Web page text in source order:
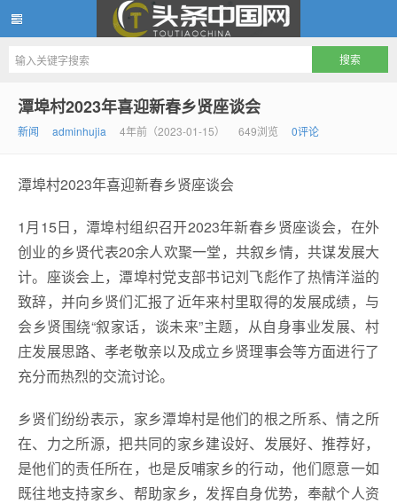
头条中国网
潭埠村2023年喜迎新春乡贤座谈会
新闻 adminhujia 4年前（2023-01-15） 649浏览 0评论
潭埠村2023年喜迎新春乡贤座谈会
1月15日，潭埠村组织召开2023年新春乡贤座谈会，在外
创业的乡贤代表20余人欢聚一堂，共叙乡情，共谋发展大
计。座谈会上，潭埠村党支部书记刘飞彪作了热情洋溢的
致辞，并向乡贤们汇报了近年来村里取得的发展成绩，与
会乡贤围绕“叙家话，谈未来”主题，从自身事业发展、村
庄发展思路、孝老敬亲以及成立乡贤理事会等方面进行了
充分而热烈的交流讨论。
乡贤们纷纷表示，家乡潭埠村是他们的根之所系、情之所
在、力之所源，把共同的家乡建设好、发展好、推荐好，
是他们的责任所在，也是反哺家乡的行动，他们愿意一如
既往地支持家乡、帮助家乡，发挥自身优势，奉献个人资